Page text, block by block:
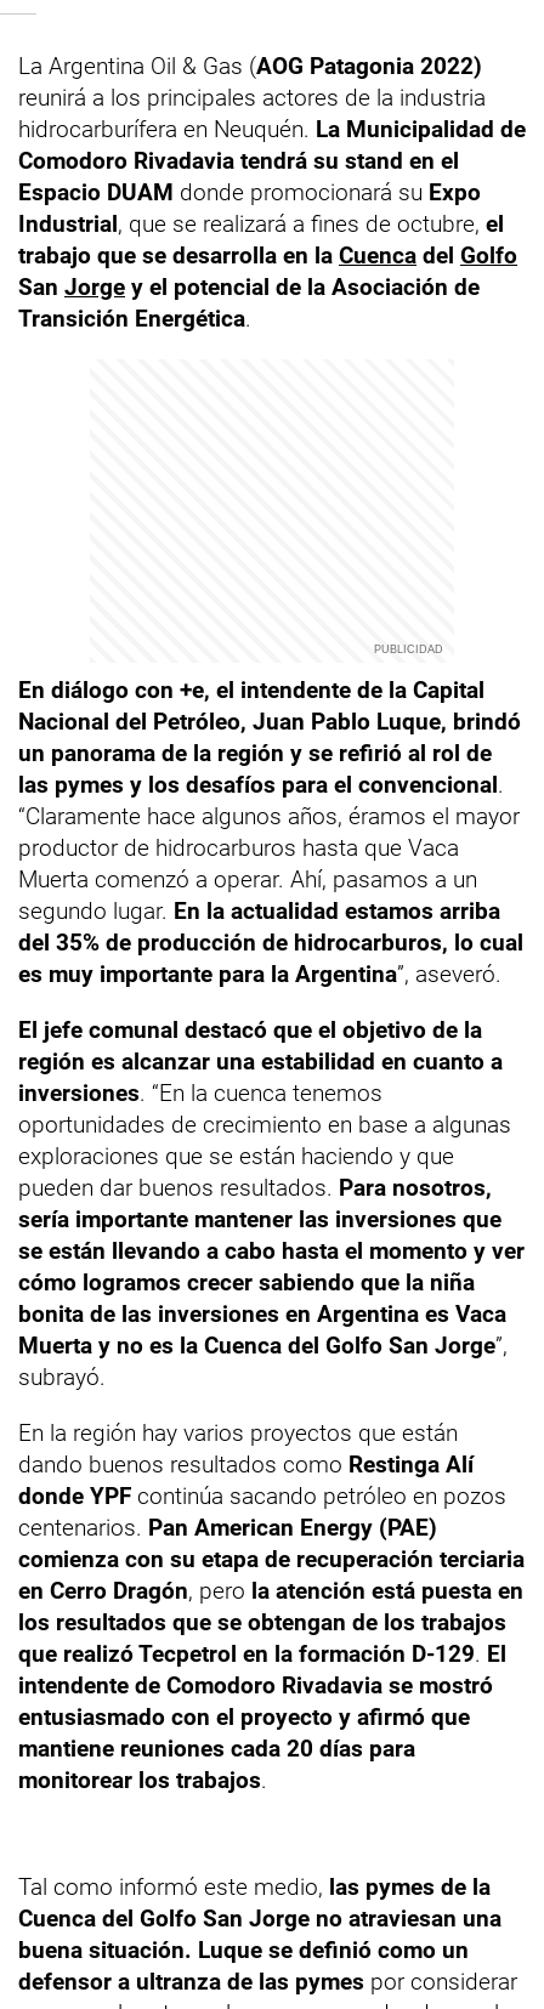
La Argentina Oil & Gas (AOG Patagonia 2022)
reunirá a los principales actores de la industria
hidrocarburífera en Neuquén. La Municipalidad de
Comodoro Rivadavia tendrá su stand en el
Espacio DUAM donde promocionará su Expo
Industrial, que se realizará a fines de octubre, el
trabajo que se desarrolla en la Cuenca del Golfo
San Jorge y el potencial de la Asociación de
Transición Energética.
En diálogo con +e, el intendente de la Capital
Nacional del Petróleo, Juan Pablo Luque, brindó
un panorama de la región y se refirió al rol de
las pymes y los desafíos para el convencional.
“Claramente hace algunos años, éramos el mayor
productor de hidrocarburos hasta que Vaca
Muerta comenzó a operar. Ahí, pasamos a un
segundo lugar. En la actualidad estamos arriba
del 35% de producción de hidrocarburos, lo cual
es muy importante para la Argentina”, aseveró.
El jefe comunal destacó que el objetivo de la
región es alcanzar una estabilidad en cuanto a
inversiones. “En la cuenca tenemos
oportunidades de crecimiento en base a algunas
exploraciones que se están haciendo y que
pueden dar buenos resultados. Para nosotros,
sería importante mantener las inversiones que
se están llevando a cabo hasta el momento y ver
cómo logramos crecer sabiendo que la niña
bonita de las inversiones en Argentina es Vaca
Muerta y no es la Cuenca del Golfo San Jorge”,
subrayó.
En la región hay varios proyectos que están
dando buenos resultados como Restinga Alí
donde YPF continúa sacando petróleo en pozos
centenarios. Pan American Energy (PAE)
comienza con su etapa de recuperación terciaria
en Cerro Dragón, pero la atención está puesta en
los resultados que se obtengan de los trabajos
que realizó Tecpetrol en la formación D-129. El
intendente de Comodoro Rivadavia se mostró
entusiasmado con el proyecto y afirmó que
mantiene reuniones cada 20 días para
monitorear los trabajos.
Tal como informó este medio, las pymes de la
Cuenca del Golfo San Jorge no atraviesan una
buena situación. Luque se definió como un
defensor a ultranza de las pymes por considerar